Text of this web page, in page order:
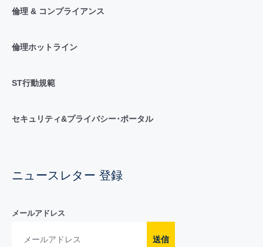
倫理 & コンプライアンス
倫理ホットライン
ST行動規範
セキュリティ&プライバシー･ポータル
ニュースレター 登録
メールアドレス
送信